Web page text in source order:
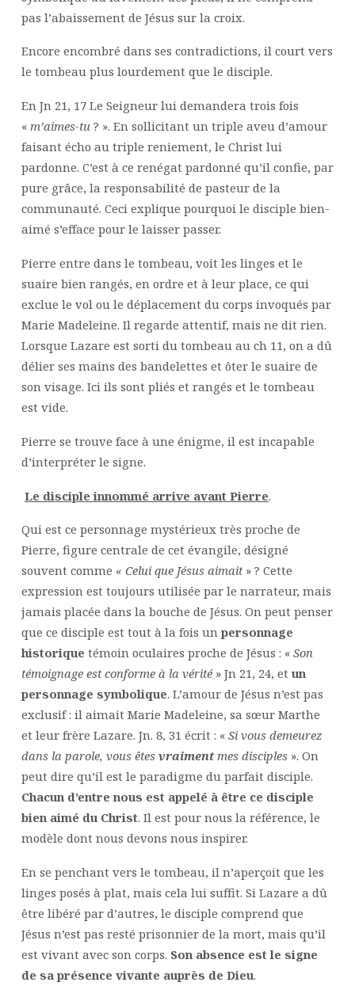
pas l’abaissement de Jésus sur la croix.
Encore encombré dans ses contradictions, il court vers
le tombeau plus lourdement que le disciple.
En Jn 21, 17 Le Seigneur lui demandera trois fois
« m’aimes-tu? ». En sollicitant un triple aveu d’amour
faisant écho au triple reniement, le Christ lui
pardonne. C’est à ce renégat pardonné qu’il confie, par
pure grâce, la responsabilité de pasteur de la
communauté. Ceci explique pourquoi le disciple bien-
aimé s’efface pour le laisser passer.
Pierre entre dans le tombeau, voit les linges et le
suaire bien rangés, en ordre et à leur place, ce qui
exclue le vol ou le déplacement du corps invoqués par
Marie Madeleine. Il regarde attentif, mais ne dit rien.
Lorsque Lazare est sorti du tombeau au ch 11, on a dû
délier ses mains des bandelettes et ôter le suaire de
son visage. Ici ils sont pliés et rangés et le tombeau
est vide.
Pierre se trouve face à une énigme, il est incapable
d’interpréter le signe.
Le disciple innommé arrive avant Pierre.
Qui est ce personnage mystérieux très proche de
Pierre, figure centrale de cet évangile, désigné
souvent comme « Celui que Jésus aimait » ? Cette
expression est toujours utilisée par le narrateur, mais
jamais placée dans la bouche de Jésus. On peut penser
que ce disciple est tout à la fois un personnage
historique témoin oculaires proche de Jésus : « Son
témoignage est conforme à la vérité» Jn 21, 24, et un
personnage symbolique. L’amour de Jésus n’est pas
exclusif : il aimait Marie Madeleine, sa sœur Marthe
et leur frère Lazare. Jn. 8, 31 écrit : « Si vous demeurez
dans la parole, vous êtes vraimentmes disciples». On
peut dire qu’il est le paradigme du parfait disciple.
Chacun d’entre nous est appelé à être ce disciple
bien aimé du Christ. Il est pour nous la référence, le
modèle dont nous devons nous inspirer.
En se penchant vers le tombeau, il n’aperçoit que les
linges posés à plat, mais cela lui suffit. Si Lazare a dû
être libéré par d’autres, le disciple comprend que
Jésus n’est pas resté prisonnier de la mort, mais qu’il
est vivant avec son corps. Son absence est le signe
de sa présence vivante auprès de Dieu.